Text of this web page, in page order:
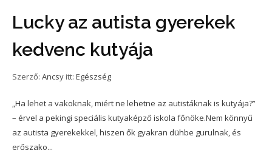
Lucky az autista gyerekek
kedvenc kutyája
Szerző: Ancsy itt: Egészség
„Ha lehet a vakoknak, miért ne lehetne az autistáknak is kutyája?”
– érvel a pekingi speciális kutyaképző iskola főnöke.Nem könnyű
az autista gyerekekkel, hiszen ők gyakran dühbe gurulnak, és
erőszako...